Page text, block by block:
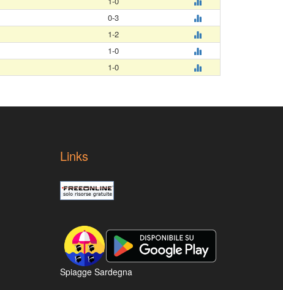
0-3
1-2
1-0
1-0
Links
Spiagge Sardegna